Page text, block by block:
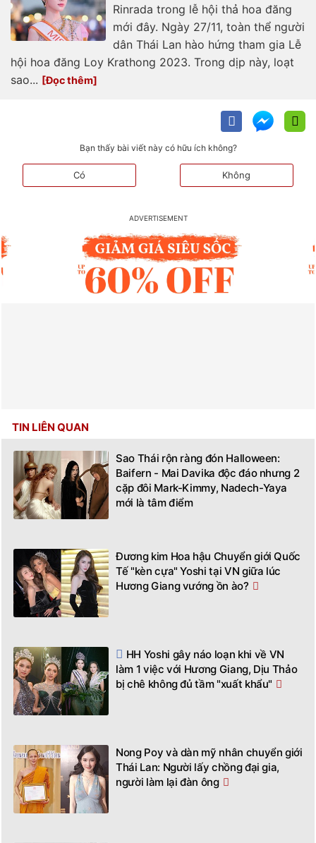
Rinrada trong lễ hội thả hoa đăng
mới đây. Ngày 27/11, toàn thể người
dân Thái Lan hào hứng tham gia Lễ
hội hoa đăng Loy Krathong 2023. Trong dịp này, loạt
sao...
Bạn thấy bài viết này có hữu ích không?
Có Không
TIN LIÊN QUAN
Sao Thái rộn ràng đón Halloween:
Baifern - Mai Davika độc đáo nhưng 2
cặp đôi Mark-Kimmy, Nadech-Yaya
mới là tâm điểm
Đương kim Hoa hậu Chuyển giới Quốc
Tế "kèn cựa" Yoshi tại VN giữa lúc
Hương Giang vướng ồn ào?
HH Yoshi gây náo loạn khi về VN
làm 1 việc với Hương Giang, Dịu Thảo
bị chê không đủ tầm "xuất khẩu"
Nong Poy và dàn mỹ nhân chuyển giới
Thái Lan: Người lấy chồng đại gia,
người làm lại đàn ông